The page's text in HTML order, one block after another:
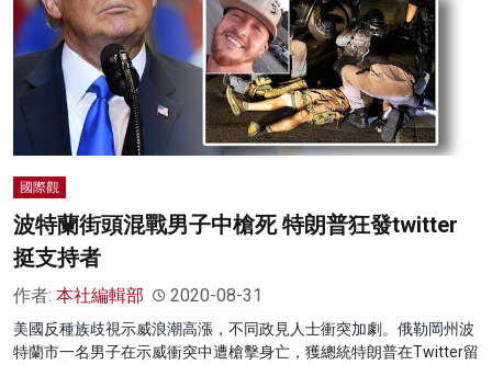
國際觀
波特蘭街頭混戰男子中槍死 特朗普狂發twitter
挺支持者
作者: 本社編輯部 2020-08-31
美國反種族歧視示威浪潮高漲，不同政見人士衝突加劇。俄勒岡州波
特蘭市一名男子在示威衝突中遭槍擊身亡，獲總統特朗普在Twitter留